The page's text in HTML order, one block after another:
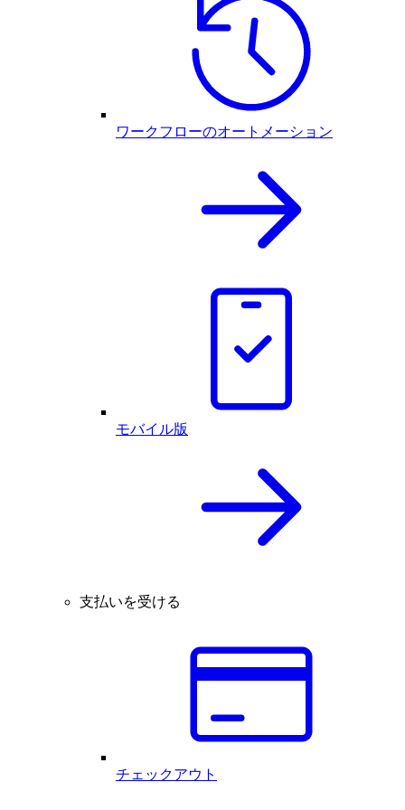
ワークフローのオートメーション
モバイル版
支払いを受ける
チェックアウト